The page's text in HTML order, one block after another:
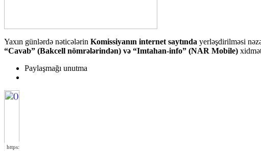
Yaxın günlərdə nəticələrin Komissiyanın internet saytında yerləşdirilməsi
“Cavab” (Bakcell nömrələrindən) və “Imtahan-info” (NAR Mobile)
Paylaşmağı unutma
https://wa.me/994552244433